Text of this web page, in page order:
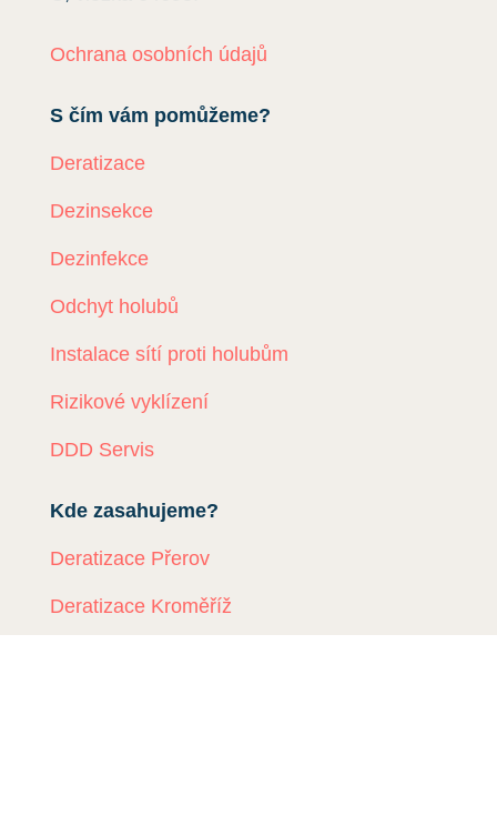
Ochrana osobních údajů
S čím vám pomůžeme?
Deratizace
Dezinsekce
Dezinfekce
Odchyt holubů
Instalace sítí proti holubům
Rizikové vyklízení
DDD Servis
Kde zasahujeme?
Deratizace Přerov
Deratizace Kroměříž